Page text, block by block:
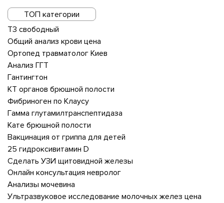
ТОП категории
Т3 свободный
Общий анализ крови цена
Ортопед травматолог Киев
Анализ ГГТ
Гантингтон
КТ органов брюшной полости
Фибриноген по Клаусу
Гамма глутамилтранспептидаза
Кате брюшной полости
Вакцинация от гриппа для детей
25 гидроксивитамин D
Сделать УЗИ щитовидной железы
Онлайн консультация невролог
Анализы мочевина
Ультразвуковое исследование молочных желез цена